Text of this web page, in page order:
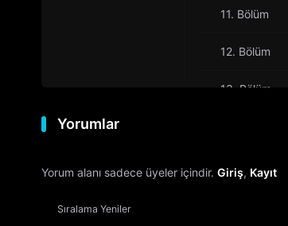
11. Bölüm
12. Bölüm
13. Bölüm
Yorumlar
Yorum alanı sadece üyeler içindir. Giriş, Kayıt
Sıralama Yeniler